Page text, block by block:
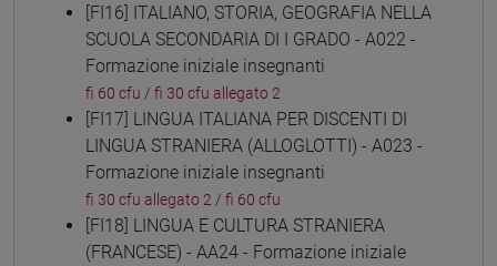
[FI16] ITALIANO, STORIA, GEOGRAFIA NELLA
SCUOLA SECONDARIA DI I GRADO - A022 -
Formazione iniziale insegnanti
fi 60 cfu / fi 30 cfu allegato 2
[FI17] LINGUA ITALIANA PER DISCENTI DI
LINGUA STRANIERA (ALLOGLOTTI) - A023 -
Formazione iniziale insegnanti
fi 30 cfu allegato 2 / fi 60 cfu
[FI18] LINGUA E CULTURA STRANIERA
(FRANCESE) - AA24 - Formazione iniziale